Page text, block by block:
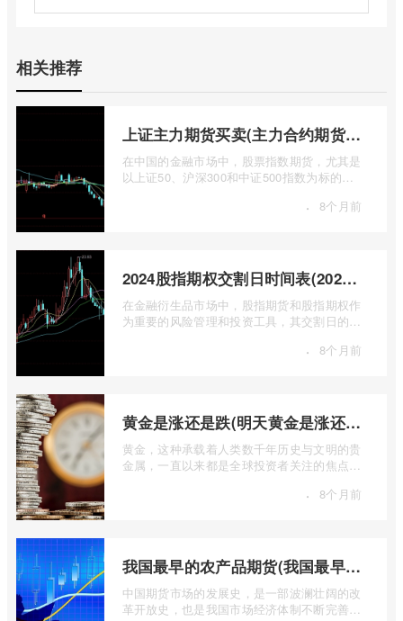
相关推荐
上证主力期货买卖(主力合约期货市场大盘)
在中国的金融市场中，股票指数期货，尤其是
以上证50、沪深300和中证500指数为标的的
· 8个月前
2024股指期权交割日时间表(2024股指期货交割日)
在金融衍生品市场中，股指期货和股指期权作
为重要的风险管理和投资工具，其交割日的设
· 8个月前
黄金是涨还是跌(明天黄金是涨还是跌)
黄金，这种承载着人类数千年历史与文明的贵
金属，一直以来都是全球投资者关注的焦点。
· 8个月前
我国最早的农产品期货(我国最早的农产品期货交易合约的品种是)
中国期货市场的发展史，是一部波澜壮阔的改
革开放史，也是我国市场经济体制不断完善的